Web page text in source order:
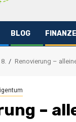
BLOG
8. Renovierung –
–